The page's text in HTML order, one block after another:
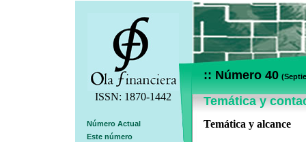
ISSN: 1870-1442
:: Número 40
Temática y
Número Actual
Este número
Temática y alcance